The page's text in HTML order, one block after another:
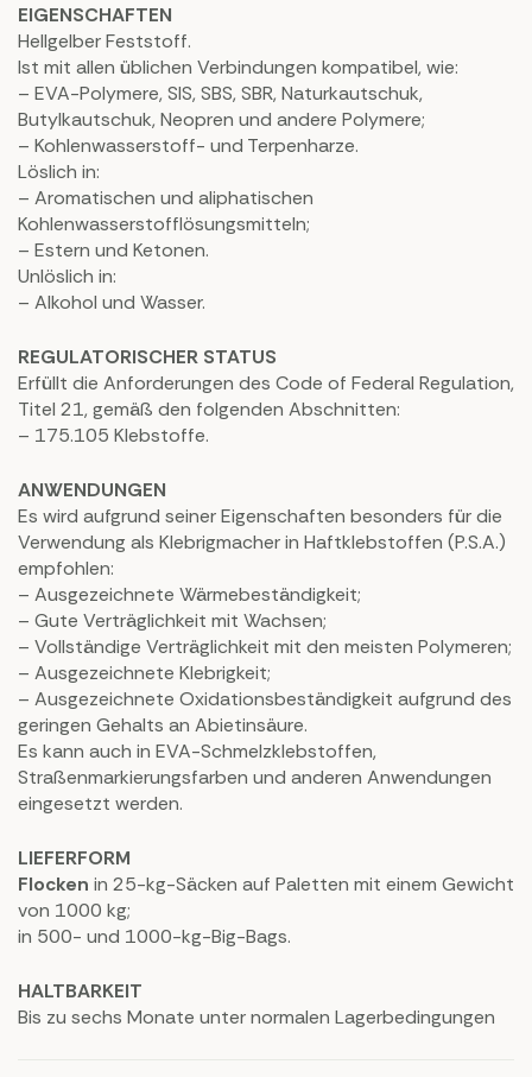
EIGENSCHAFTEN
Hellgelber Feststoff.
Ist mit allen üblichen Verbindungen kompatibel, wie:
– EVA-Polymere, SIS, SBS, SBR, Naturkautschuk,
Butylkautschuk, Neopren und andere Polymere;
– Kohlenwasserstoff- und Terpenharze.
Löslich in:
– Aromatischen und aliphatischen
Kohlenwasserstofflösungsmitteln;
– Estern und Ketonen.
Unlöslich in:
– Alkohol und Wasser.
REGULATORISCHER STATUS
Erfüllt die Anforderungen des Code of Federal Regulation,
Titel 21, gemäß den folgenden Abschnitten:
– 175.105 Klebstoffe.
ANWENDUNGEN
Es wird aufgrund seiner Eigenschaften besonders für die
Verwendung als Klebrigmacher in Haftklebstoffen (P.S.A.)
empfohlen:
– Ausgezeichnete Wärmebeständigkeit;
– Gute Verträglichkeit mit Wachsen;
– Vollständige Verträglichkeit mit den meisten Polymeren;
– Ausgezeichnete Klebrigkeit;
– Ausgezeichnete Oxidationsbeständigkeit aufgrund des
geringen Gehalts an Abietinsäure.
Es kann auch in EVA-Schmelzklebstoffen,
Straßenmarkierungsfarben und anderen Anwendungen
eingesetzt werden.
LIEFERFORM
Flocken in 25-kg-Säcken auf Paletten mit einem Gewicht
von 1000 kg;
in 500- und 1000-kg-Big-Bags.
HALTBARKEIT
Bis zu sechs Monate unter normalen Lagerbedingungen